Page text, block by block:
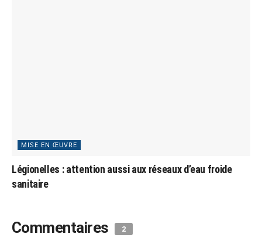
MISE EN ŒUVRE
Légionelles : attention aussi aux réseaux d’eau froide
sanitaire
Commentaires 2